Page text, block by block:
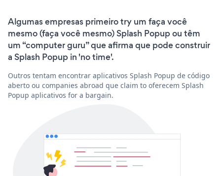
Algumas empresas primeiro try um faça você
mesmo (faça você mesmo) Splash Popup ou têm
um “computer guru” que afirma que pode construir
a Splash Popup in 'no time'.
Outros tentam encontrar aplicativos Splash Popup de código
aberto ou companies abroad que claim to oferecem Splash
Popup aplicativos for a bargain.